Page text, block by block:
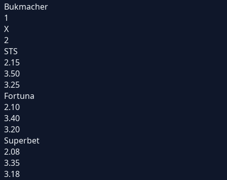
Bukmacher
1
X
2
STS
2.15
3.50
3.25
Fortuna
2.10
3.40
3.20
Superbet
2.08
3.35
3.18